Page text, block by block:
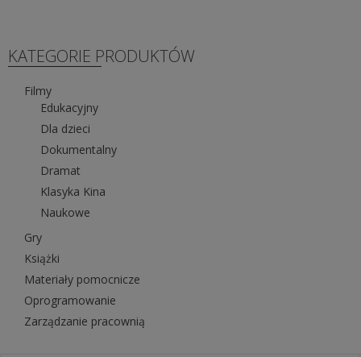
KATEGORIE PRODUKTÓW
Filmy
Edukacyjny
Dla dzieci
Dokumentalny
Dramat
Klasyka Kina
Naukowe
Gry
Książki
Materiały pomocnicze
Oprogramowanie
Zarządzanie pracownią